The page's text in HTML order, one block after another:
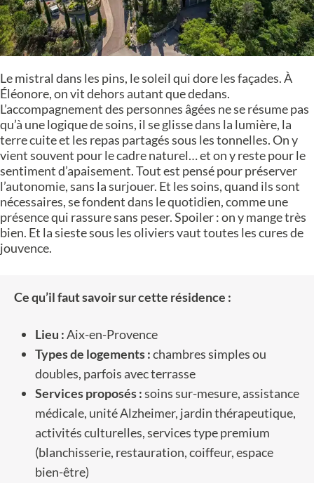
Le mistral dans les pins, le soleil qui dore les façades. À
Éléonore, on vit dehors autant que dedans.
L’accompagnement des personnes âgées ne se résume pas
qu’à une logique de soins, il se glisse dans la lumière, la
terre cuite et les repas partagés sous les tonnelles. On y
vient souvent pour le cadre naturel… et on y reste pour le
sentiment d’apaisement. Tout est pensé pour préserver
l’autonomie, sans la surjouer. Et les soins, quand ils sont
nécessaires, se fondent dans le quotidien, comme une
présence qui rassure sans peser. Spoiler : on y mange très
bien. Et la sieste sous les oliviers vaut toutes les cures de
jouvence.
Ce qu’il faut savoir sur cette résidence :
Lieu :Aix-en-Provence
Types de logements :chambres simples ou
doubles, parfois avec terrasse
Services proposés :soins sur-mesure, assistance
médicale, unité Alzheimer, jardin thérapeutique,
activités culturelles, services type premium
(blanchisserie, restauration, coiffeur, espace
bien-être)